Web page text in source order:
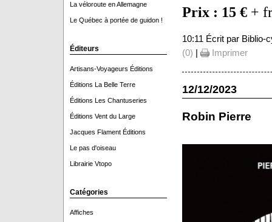
La véloroute en Allemagne
Le Québec à portée de guidon !
Éditeurs
Artisans-Voyageurs Éditions
Éditions La Belle Terre
Éditions Les Chantuseries
Éditions Vent du Large
Jacques Flament Éditions
Le pas d'oiseau
Librairie Vtopo
Catégories
Affiches
Prix : 15 €+
10:11 Écrit par Biblio-
(0) | Imprimer
12/12/2023
Robin Pierre